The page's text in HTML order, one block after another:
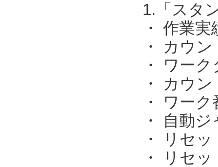
1.「スタ
・ 作業
・ カウ
・ ワー
・ カウ
・ ワー
・ 自動
・ リセ
・ リセ